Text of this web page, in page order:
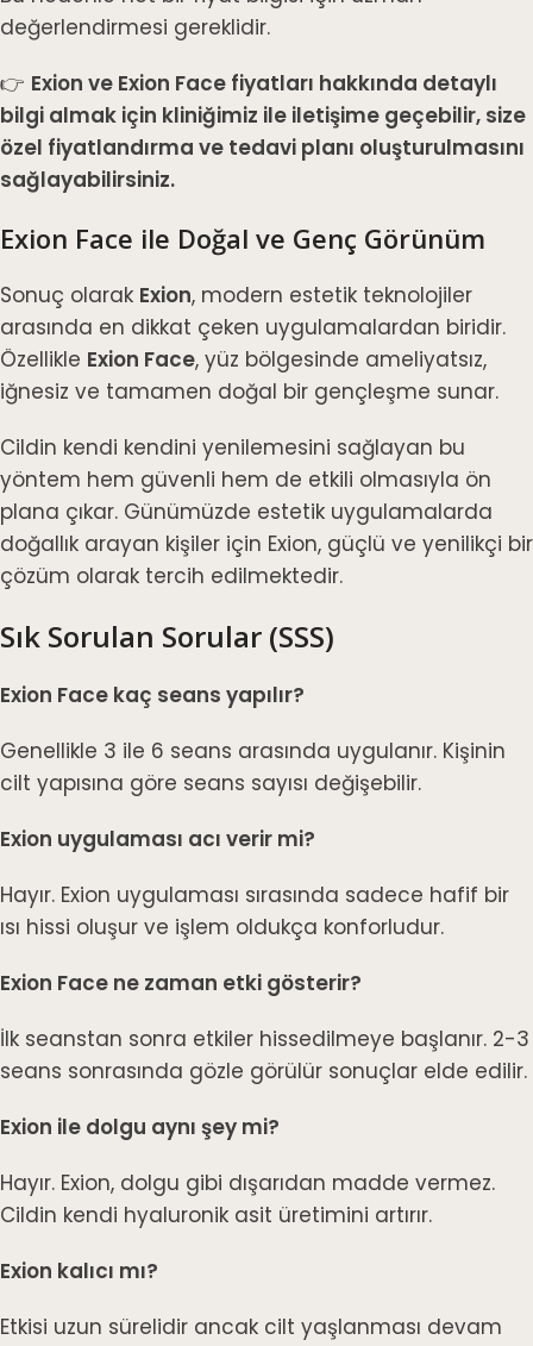
değerlendirmesi gereklidir.
👉 Exion ve Exion Face fiyatları hakkında detaylı
bilgi almak için kliniğimiz ile iletişime geçebilir, size
özel fiyatlandırma ve tedavi planı oluşturulmasını
sağlayabilirsiniz.
Exion Face ile Doğal ve Genç Görünüm
Sonuç olarak Exion, modern estetik teknolojiler
arasında en dikkat çeken uygulamalardan biridir.
Özellikle Exion Face, yüz bölgesinde ameliyatsız,
iğnesiz ve tamamen doğal bir gençleşme sunar.
Cildin kendi kendini yenilemesini sağlayan bu
yöntem hem güvenli hem de etkili olmasıyla ön
plana çıkar. Günümüzde estetik uygulamalarda
doğallık arayan kişiler için Exion, güçlü ve yenilikçi bir
çözüm olarak tercih edilmektedir.
Sık Sorulan Sorular (SSS)
Exion Face kaç seans yapılır?
Genellikle 3 ile 6 seans arasında uygulanır. Kişinin
cilt yapısına göre seans sayısı değişebilir.
Exion uygulaması acı verir mi?
Hayır. Exion uygulaması sırasında sadece hafif bir
ısı hissi oluşur ve işlem oldukça konforludur.
Exion Face ne zaman etki gösterir?
İlk seanstan sonra etkiler hissedilmeye başlanır. 2-3
seans sonrasında gözle görülür sonuçlar elde edilir.
Exion ile dolgu aynı şey mi?
Hayır. Exion, dolgu gibi dışarıdan madde vermez.
Cildin kendi hyaluronik asit üretimini artırır.
Exion kalıcı mı?
Etkisi uzun sürelidir ancak cilt yaşlanması devam